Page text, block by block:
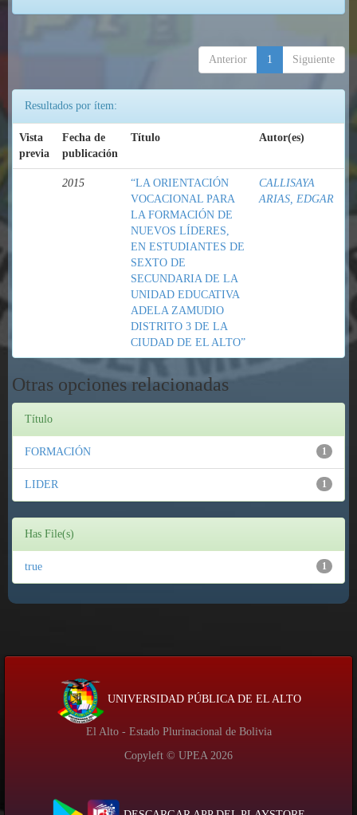
Anterior 1 Siguiente
Resultados por ítem:
Vista
previa
Fecha de
publicación
Título Autor(es)
2015
“LA ORIENTACIÓN
VOCACIONAL PARA
LA FORMACIÓN DE
NUEVOS LÍDERES,
EN ESTUDIANTES DE
SEXTO DE
SECUNDARIA DE LA
UNIDAD EDUCATIVA
ADELA ZAMUDIO
DISTRITO 3 DE LA
CIUDAD DE EL ALTO”
CALLISAYA
ARIAS, EDGAR
Otras opciones relacionadas
Título
1
FORMACIÓN
1
LIDER
Has File(s)
1
true
UNIVERSIDAD PÚBLICA DE EL ALTO
El Alto - Estado Plurinacional de Bolivia
Copyleft © UPEA 2026